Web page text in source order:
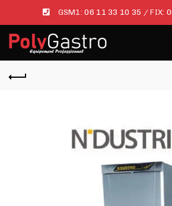
GSM1:06 11 33 10 35 / FIX: